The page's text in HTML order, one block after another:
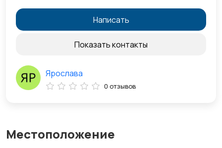
Местоположение
Написать
Показать контакты
Ярослава
0 отзывов